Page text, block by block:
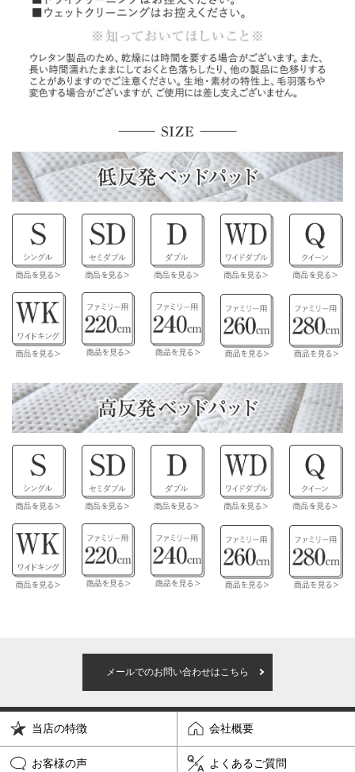
メールでのお問い合わせはこちら
当店の特徴 会社概要
お客様の声 よくあるご質問